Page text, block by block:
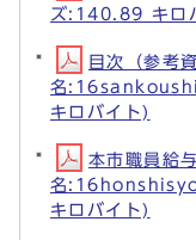
ズ:140.89 キロ
目次（参考
名
キロバイト)
本市職員給
名
キロバイト)